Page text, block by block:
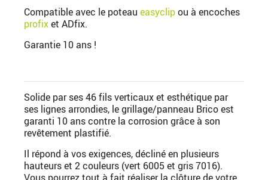
Compatible avec le poteau easyclipou à encoches
profixet ADfix.
Garantie 10 ans !
Solide par ses 46 fils verticaux et esthétique par
ses lignes arrondies, le grillage/panneau Brico est
garanti 10 ans contre la corrosion grâce à son
revêtement plastifié.
Il répond à vos exigences, décliné en plusieurs
hauteurs et 2 couleurs (vert 6005 et gris 7016).